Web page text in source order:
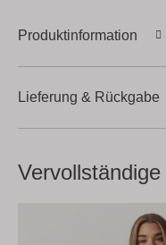
Produktinformation
Lieferung & Rückgabe
Vervollständige